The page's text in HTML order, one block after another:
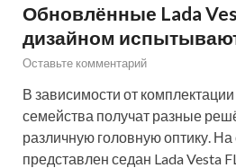
Обновлённые Lada
дизайном
Оставьте комментарий
В зависимости от
семейства получат разные
различную головную оптику.
представлен седан Lada Vesta